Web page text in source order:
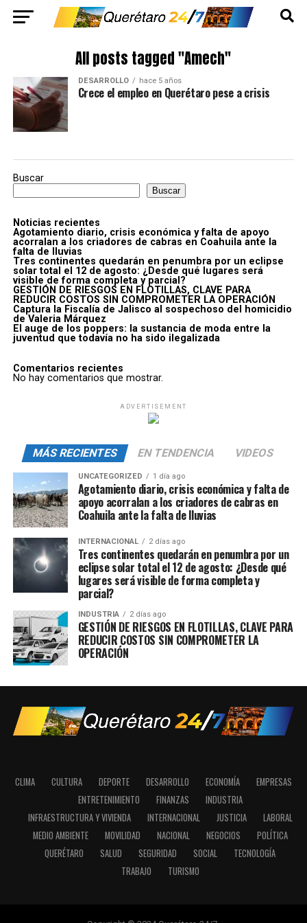
All posts tagged "Amech"
DESARROLLO hace 5 años
Crece el empleo en Querétaro pese a crisis
Buscar
Buscar
Noticias recientes
Agotamiento diario, crisis económica y falta de apoyo
acorralan a los criadores de cabras en Coahuila ante la
falta de lluvias
Tres continentes quedarán en penumbra por un eclipse
solar total el 12 de agosto: ¿Desde qué lugares será
visible de forma completa y parcial?
GESTIÓN DE RIESGOS EN FLOTILLAS, CLAVE PARA
REDUCIR COSTOS SIN COMPROMETER LA OPERACIÓN
Captura la Fiscalía de Jalisco al sospechoso del homicidio
de Valeria Márquez
El auge de los poppers: la sustancia de moda entre la
juventud que todavía no ha sido ilegalizada
Comentarios recientes
No hay comentarios que mostrar.
ADVERTISEMENT
MÁS RECIENTES EN TENDENCIA VIDEOS
UNCATEGORIZED 1 día ago
Agotamiento diario, crisis económica y falta de
apoyo acorralan a los criadores de cabras en
Coahuila ante la falta de lluvias
INTERNACIONAL 2 días ago
Tres continentes quedarán en penumbra por un
eclipse solar total el 12 de agosto: ¿Desde qué
lugares será visible de forma completa y
parcial?
INDUSTRIA 2 días ago
GESTIÓN DE RIESGOS EN FLOTILLAS, CLAVE PARA
REDUCIR COSTOS SIN COMPROMETER LA
OPERACIÓN
CLIMA CULTURA DEPORTE DESARROLLO ECONOMÍA
EMPRESAS
ENTRETENIMIENTO
FINANZAS
INDUSTRIA
INFRAESTRUCTURA Y VIVIENDA
INTERNACIONAL JUSTICIA
LABORAL
MEDIO AMBIENTE
MOVILIDAD NACIONAL NEGOCIOS
POLÍTICA
QUERÉTARO
SALUD SEGURIDAD SOCIAL
TECNOLOGÍA
TRABAJO
TURISMO